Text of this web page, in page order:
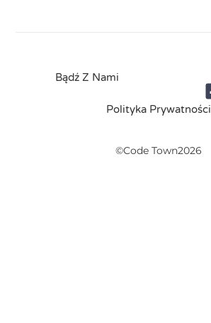
Bądź Z Nami
Polityka Prywatności
©Code Town2026